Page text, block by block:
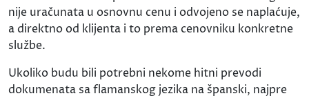
nije uračunata u osnovnu cenu i odvojeno se naplaćuje,
a direktno od klijenta i to prema cenovniku konkretne
službe.
Ukoliko budu bili potrebni nekome hitni prevodi
dokumenata sa flamanskog jezika na španski, najpre